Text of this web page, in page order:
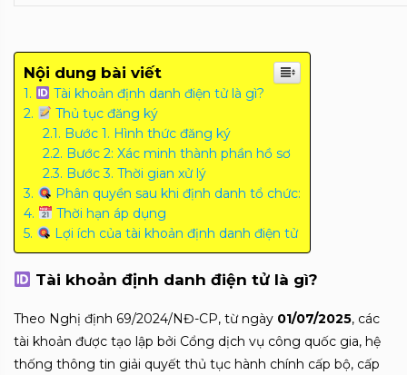
Nội dung bài viết
Tài khoản định danh điện tử là gì?
Thủ tục đăng ký
Bước 1. Hình thức đăng ký
Bước 2: Xác minh thành phần hồ sơ
Bước 3. Thời gian xử lý
Phân quyền sau khi định danh tổ chức:
Thời hạn áp dụng
Lợi ích của tài khoản định danh điện tử
Tài khoản định danh điện tử là gì?
Theo Nghị định 69/2024/NĐ-CP, từ ngày 01/07/2025, các
tài khoản được tạo lập bởi Cổng dịch vụ công quốc gia, hệ
thống thông tin giải quyết thủ tục hành chính cấp bộ, cấp